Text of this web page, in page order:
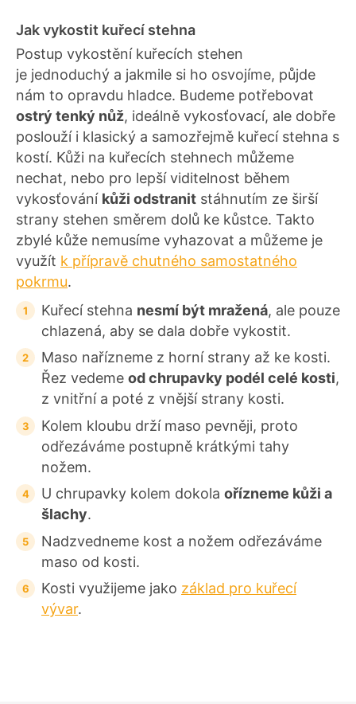
Jak vykostit kuřecí stehna
Postup vykostění kuřecích stehen
je jednoduchý a jakmile si ho osvojíme, půjde
nám to opravdu hladce. Budeme potřebovat
ostrý tenký nůž, ideálně vykosťovací, ale dobře
poslouží i klasický a samozřejmě kuřecí stehna s
kostí. Kůži na kuřecích stehnech můžeme
nechat, nebo pro lepší viditelnost během
vykosťování kůži odstranit stáhnutím ze širší
strany stehen směrem dolů ke kůstce. Takto
zbylé kůže nemusíme vyhazovat a můžeme je
využít k přípravě chutného samostatného
pokrmu.
Kuřecí stehna nesmí být mražená, ale pouze
chlazená, aby se dala dobře vykostit.
Maso nařízneme z horní strany až ke kosti.
Řez vedeme od chrupavky podél celé kosti,
z vnitřní a poté z vnější strany kosti.
Kolem kloubu drží maso pevněji, proto
odřezáváme postupně krátkými tahy
nožem.
U chrupavky kolem dokola ořízneme kůži a
šlachy.
Nadzvedneme kost a nožem odřezáváme
maso od kosti.
Kosti využijeme jako základ pro kuřecí
vývar.